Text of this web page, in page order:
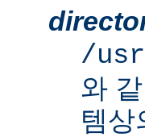
/
와
템상